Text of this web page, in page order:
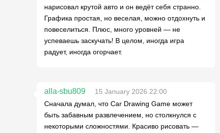
нарисовал крутой авто и он ведёт себя странно.
Графика простая, но веселая, можно отдохнуть и
повеселиться. Плюс, много уровней — не
успеваешь заскучать! В целом, иногда игра
радует, иногда огорчает.
alla-sbu809
15 January 2026 22:00
Сначала думал, что Car Drawing Game может
быть забавным развлечением, но столкнулся с
некоторыми сложностями. Красиво рисовать —